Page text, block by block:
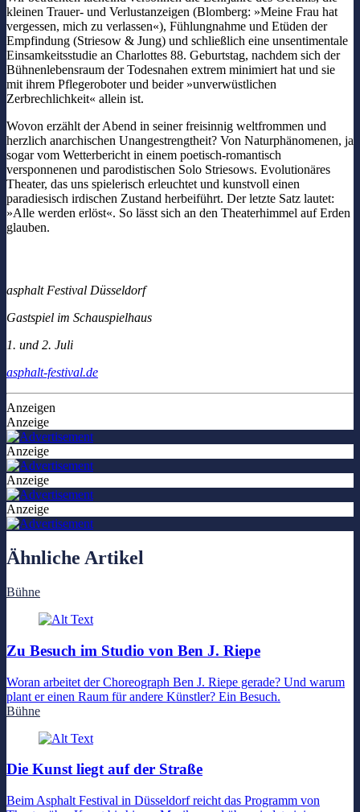
kleinen Trauer- und Verlustanzeigen (Blomberg: »Meine Frau hat
vergessen, mich zu verlassen«), Fühlungnahme und Etüden der
Empfindung (Striesow & Jung) und schließlich eine unsentimentale
Einsamkeitsstudie an Charlottes 88. Geburtstag, nachdem sich der
Bühnenlebensraum der Todesnahen extrem minimiert hat und sie
mit ihrem Pflegeroboter und beider »unverwüstlichen
Zerbrechlichkeit« allein ist.
Wovon erzählt der Abend in seiner freisinnig weltfrommen und
herzlich anarchischen Unangestrengtheit? Von Naturphänomenen, ja
sogar vom Wetterbericht in einem poetisch-romantisch
versponnenen und parodistischen Solo Striesows. Evolutionäres
Theater, das uns spielerisch erleuchtet und kunstvoll einen
paradiesisch irdischen Zustand herbeiführt. Der letzte Satz lautet:
»Alle werden erlöst«. So lässt sich an den Theaterhimmel auf Erden
glauben.
asphalt Festival Düsseldorf
Gastspiel im Schauspielhaus
1. und 2. Juli
asphalt-festival.de
Anzeigen
Anzeige
Anzeige
Anzeige
Anzeige
Ähnliche Artikel
Bühne
Zu Besuch im Studio von Ben J. Riepe
Woran arbeitet der Choreograph Ben J. Riepe gerade? Und warum
plant er einen Raum für andere Künstler? Ein Besuch.
Bühne
Die Kunst liegt auf der Straße
Beim Asphalt Festival in Düsseldorf reicht das Programm von